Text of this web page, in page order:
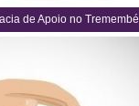
de Apoio no Tremembé